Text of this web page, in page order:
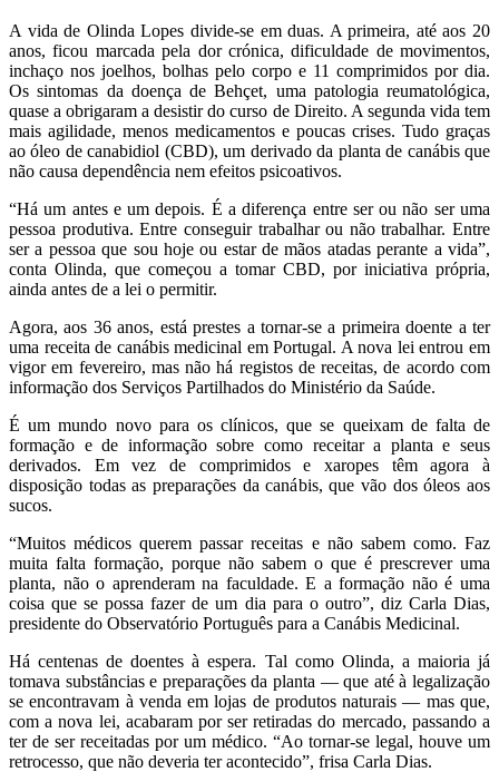
A vida de Olinda Lopes divide-se em duas. A primeira, até aos 20
anos, ficou marcada pela dor crónica, dificuldade de movimentos,
inchaço nos joelhos, bolhas pelo corpo e 11 comprimidos por dia.
Os sintomas da doença de Behçet, uma patologia reumatológica,
quase a obrigaram a desistir do curso de Direito. A segunda vida tem
mais agilidade, menos medicamentos e poucas crises. Tudo graças
ao óleo de canabidiol (CBD), um derivado da planta de canábis que
não causa dependência nem efeitos psicoativos.
“Há um antes e um depois. É a diferença entre ser ou não ser uma
pessoa produtiva. Entre conseguir trabalhar ou não trabalhar. Entre
ser a pessoa que sou hoje ou estar de mãos atadas perante a vida”,
conta Olinda, que começou a tomar CBD, por iniciativa própria,
ainda antes de a lei o permitir.
Agora, aos 36 anos, está prestes a tornar-se a primeira doente a ter
uma receita de canábis medicinal em Portugal. A nova lei entrou em
vigor em fevereiro, mas não há registos de receitas, de acordo com
informação dos Serviços Partilhados do Ministério da Saúde.
É um mundo novo para os clínicos, que se queixam de falta de
formação e de informação sobre como receitar a planta e seus
derivados. Em vez de comprimidos e xaropes têm agora à
disposição todas as preparações da canábis, que vão dos óleos aos
sucos.
“Muitos médicos querem passar receitas e não sabem como. Faz
muita falta formação, porque não sabem o que é prescrever uma
planta, não o aprenderam na faculdade. E a formação não é uma
coisa que se possa fazer de um dia para o outro”, diz Carla Dias,
presidente do Observatório Português para a Canábis Medicinal.
Há centenas de doentes à espera. Tal como Olinda, a maioria já
tomava substâncias e preparações da planta — que até à legalização
se encontravam à venda em lojas de produtos naturais — mas que,
com a nova lei, acabaram por ser retiradas do mercado, passando a
ter de ser receitadas por um médico. “Ao tornar-se legal, houve um
retrocesso, que não deveria ter acontecido”, frisa Carla Dias.